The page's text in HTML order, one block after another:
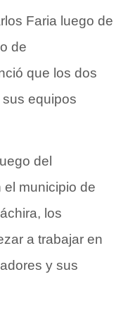
Faria luego de
de
que los dos
equipos
del
municipio de
los
a trabajar en
y sus